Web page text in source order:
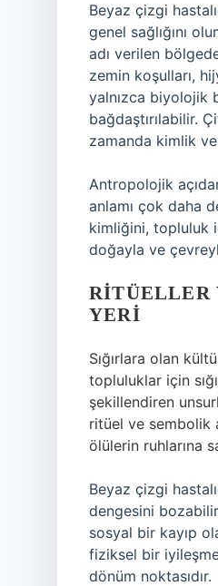
Beyaz çizgi
genel sağlığını
adı verilen
zemin koşulları,
yalnızca biyolojik
bağdaştırılabilir.
zamanda kimlik
Antropolojik
anlamı çok daha
kimliğini, topluluk
doğayla ve
RITÜELLER
YERI
Sığırlara olan
topluluklar için
şekillendiren
ritüel ve sembolik
ölülerin ruhlarına
Beyaz çizgi
dengesini
sosyal bir kayıp
fiziksel bir
dönüm noktasıdır.